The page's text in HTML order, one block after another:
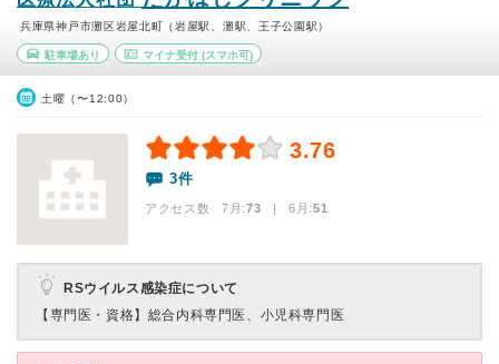
兵庫県神戸市灘区岩屋北町（岩屋駅、灘駅、王子公園駅）
駐車場あり マイナ受付(スマホ可)
土曜（〜12:00）
3.76
3件
アクセス数 7月:73 | 6月:51
RSウイルス感染症について
【専門医・資格】 総合内科専門医、小児科専門医